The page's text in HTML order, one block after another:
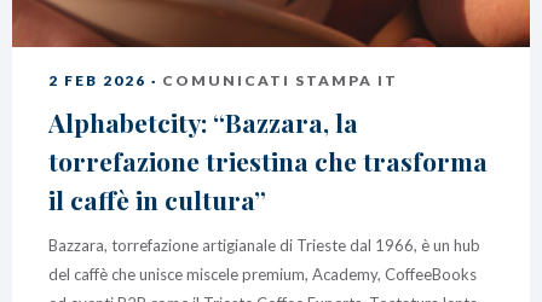
2 FEB 2026 · COMUNICATI STAMPA IT
Alphabetcity: “Bazzara, la
torrefazione triestina che trasforma
il caffè in cultura”
Bazzara, torrefazione artigianale di Trieste dal 1966, è un hub
del caffè che unisce miscele premium, Academy, CoffeeBooks